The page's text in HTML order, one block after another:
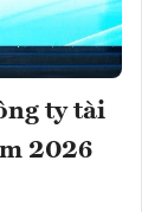
ty tài
2026